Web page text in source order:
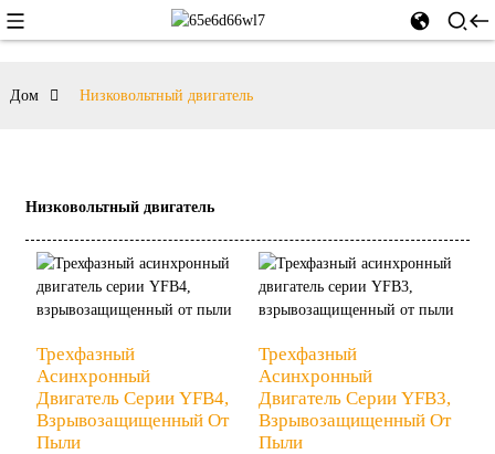
Дом Низковольтный двигатель
Низковольтный двигатель
Трехфазный
Асинхронный
Двигатель Серии YFB4,
Взрывозащищенный От
Пыли
Трехфазный
Асинхронный
Двигатель Серии YFB3,
Взрывозащищенный От
Пыли